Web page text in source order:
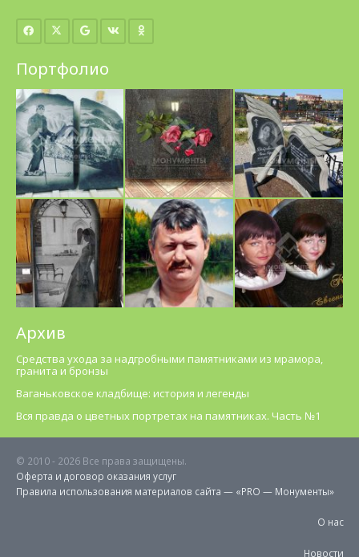
Портфолио
Архив
Средства ухода за надгробными памятниками из мрамора,
гранита и бронзы
Ваганьковское кладбище: история и легенды
Вся правда о цветных портретах на памятниках. Часть №1
© 2010 - 2026 Все права защищены.
Оферта и договор оказания услуг
Правила использования материалов cайта — «PRO — Монументы»
О нас
Новости